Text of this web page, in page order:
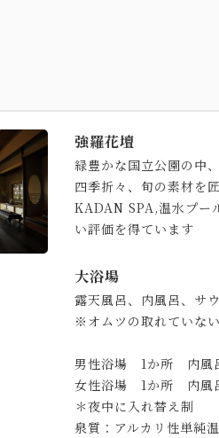
強羅花壇
緑豊かな国立公園の中
四季折々、旬の素材を
KADAN SPA,温水プー
い評価を得ています
大浴場
露天風呂、内風呂、サ
※オムツの取れていな
男性浴場 1か所 内
女性浴場 1か所 内
＊夜中に入れ替え制
泉質：アルカリ性単純